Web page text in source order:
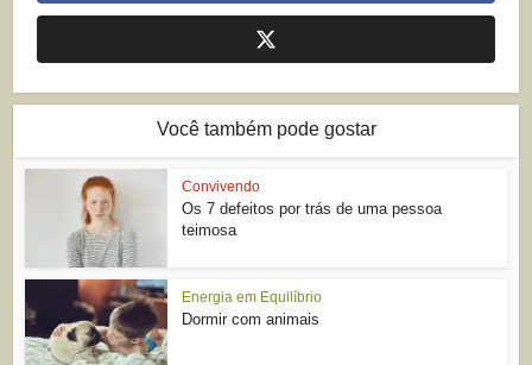
Você também pode gostar
Convivendo
Os 7 defeitos por trás de uma pessoa
teimosa
Energia em Equilíbrio
Dormir com animais